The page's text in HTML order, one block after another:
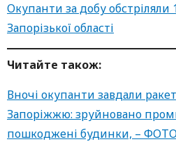
Окупанти за добу обстріляли
Запорізької області
Читайте також:
Вночі окупанти завдали
Запоріжжю: зруйновано
пошкоджені будинки, –